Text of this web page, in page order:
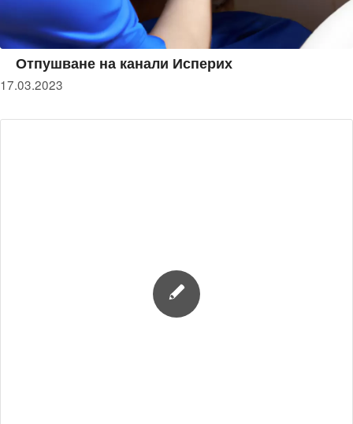
Отпушване на канали Исперих
17.03.2023